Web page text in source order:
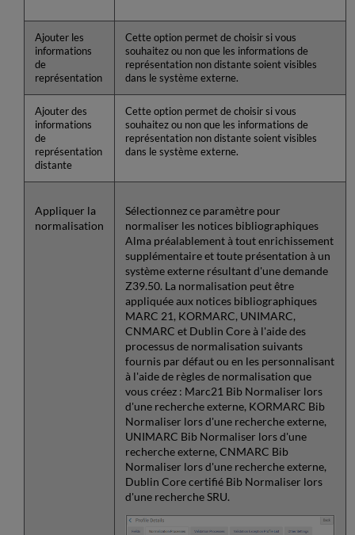
Ajouter les
informations
de
représentation
Cette option permet de choisir si vous
souhaitez ou non que les informations de
représentation non distante soient visibles
dans le système externe.
Ajouter des
informations
de
représentation
distante
Cette option permet de choisir si vous
souhaitez ou non que les informations de
représentation non distante soient visibles
dans le système externe.
Appliquer la
normalisation
Sélectionnez ce paramètre pour
normaliser les notices bibliographiques
Alma préalablement à tout enrichissement
supplémentaire et toute présentation à un
système externe résultant d'une demande
Z39.50. La normalisation peut être
appliquée aux notices bibliographiques
MARC 21, KORMARC, UNIMARC,
CNMARC et Dublin Core à l'aide des
processus de normalisation suivants
fournis par défaut ou en les personnalisant
à l'aide de règles de normalisation que
vous créez : Marc21 Bib Normaliser lors
d'une recherche externe, KORMARC Bib
Normaliser lors d'une recherche externe,
UNIMARC Bib Normaliser lors d'une
recherche externe, CNMARC Bib
Normaliser lors d'une recherche externe,
Dublin Core certifié Bib Normaliser lors
d'une recherche SRU.